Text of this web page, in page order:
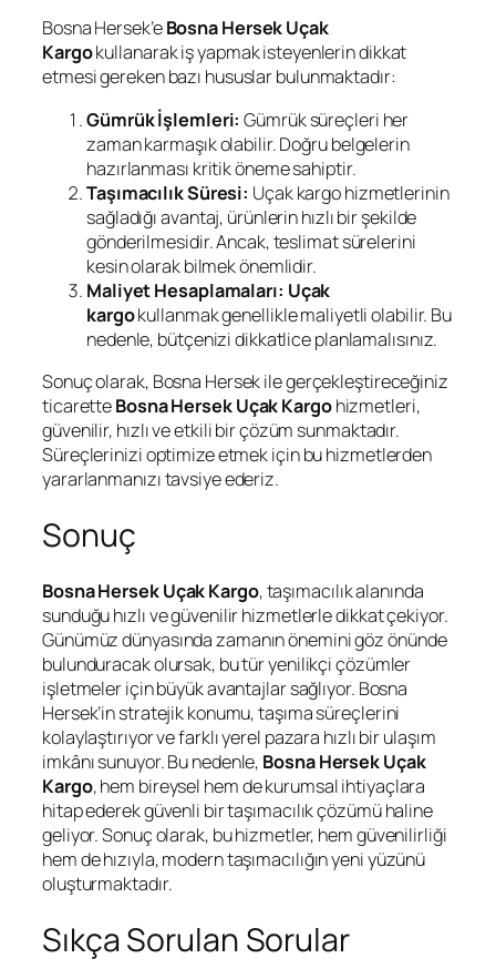
Bosna Hersek’eBosna Hersek Uçak
Kargokullanarak iş yapmak isteyenlerin dikkat
etmesi gereken bazı hususlar bulunmaktadır:
Gümrük İşlemleri: Gümrük süreçleri her
zaman karmaşık olabilir. Doğru belgelerin
hazırlanması kritik öneme sahiptir.
Taşımacılık Süresi: Uçak kargo hizmetlerinin
sağladığı avantaj, ürünlerin hızlı bir şekilde
gönderilmesidir. Ancak, teslimat sürelerini
kesin olarak bilmek önemlidir.
Maliyet Hesaplamaları: Uçak
kargokullanmak genellikle maliyetli olabilir. Bu
nedenle, bütçenizi dikkatlice planlamalısınız.
Sonuç olarak, Bosna Hersek ile gerçekleştireceğiniz
ticaretteBosna Hersek Uçak Kargohizmetleri,
güvenilir, hızlı ve etkili bir çözüm sunmaktadır.
Süreçlerinizi optimize etmek için bu hizmetlerden
yararlanmanızı tavsiye ederiz.
Sonuç
Bosna Hersek Uçak Kargo, taşımacılık alanında
sunduğu hızlı ve güvenilir hizmetlerle dikkat çekiyor.
Günümüz dünyasında zamanın önemini göz önünde
bulunduracak olursak, bu tür yenilikçi çözümler
işletmeler için büyük avantajlar sağlıyor. Bosna
Hersek’in stratejik konumu, taşıma süreçlerini
kolaylaştırıyor ve farklı yerel pazara hızlı bir ulaşım
imkânı sunuyor. Bu nedenle, Bosna Hersek Uçak
Kargo, hem bireysel hem de kurumsal ihtiyaçlara
hitap ederek güvenli bir taşımacılık çözümü haline
geliyor. Sonuç olarak, bu hizmetler, hem güvenilirliği
hem de hızıyla, modern taşımacılığın yeni yüzünü
oluşturmaktadır.
Sıkça Sorulan Sorular